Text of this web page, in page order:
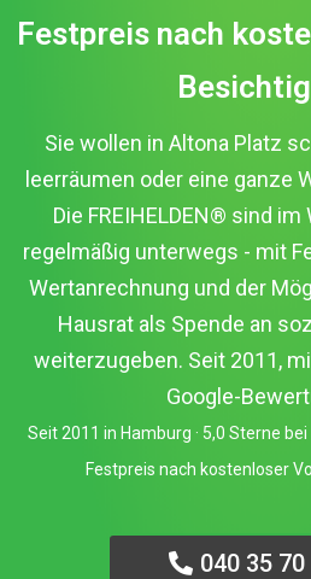
Festpreis nach
Sie wollen in Altona Platz
leerräumen oder eine ganze
Die FREIHELDEN® sind
regelmäßig unterwegs - mit
Wertanrechnung und der
Hausrat als Spende an
weiterzugeben. Seit 2011,
Google-
Seit 2011 in Hamburg · 5,0 Sterne
Festpreis nach kostenloser
040 35